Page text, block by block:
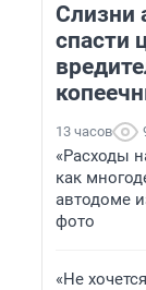
Слизни
спасти
13 часов
«Расходы
как
автодоме
фото
«Не